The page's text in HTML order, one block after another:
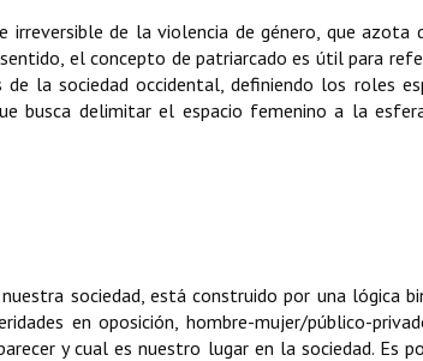
irreversible de la violencia de género, que
el concepto de patriarcado es útil para
la sociedad occidental, definiendo los roles
busca delimitar el espacio femenino a la
sociedad, está construido por una lógica
en oposición, hombre-mujer/público-
y cual es nuestro lugar en la sociedad. Es